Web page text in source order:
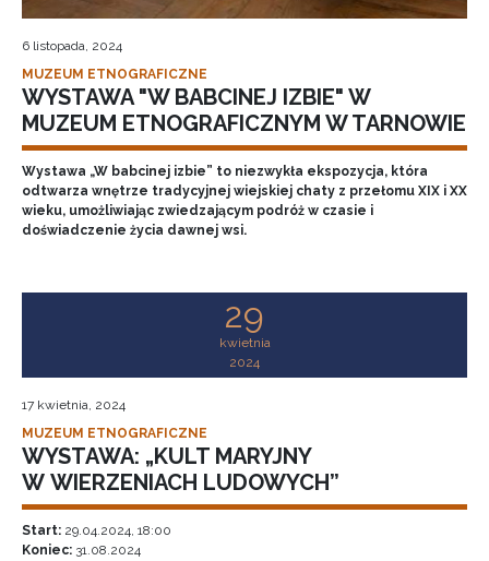
6 listopada, 2024
MUZEUM ETNOGRAFICZNE
WYSTAWA "W BABCINEJ IZBIE" W
MUZEUM ETNOGRAFICZNYM W TARNOWIE
Wystawa „W babcinej izbie” to niezwykła ekspozycja, która
odtwarza wnętrze tradycyjnej wiejskiej chaty z przełomu XIX i XX
wieku, umożliwiając zwiedzającym podróż w czasie i
doświadczenie życia dawnej wsi.
29
kwietnia
2024
17 kwietnia, 2024
MUZEUM ETNOGRAFICZNE
WYSTAWA: „KULT MARYJNY
W WIERZENIACH LUDOWYCH”
Start: 29.04.2024, 18:00
Koniec: 31.08.2024